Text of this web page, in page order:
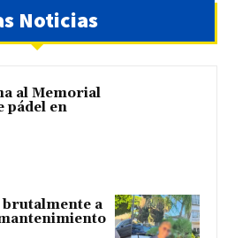
Noticias
al Memorial
pádel en
a